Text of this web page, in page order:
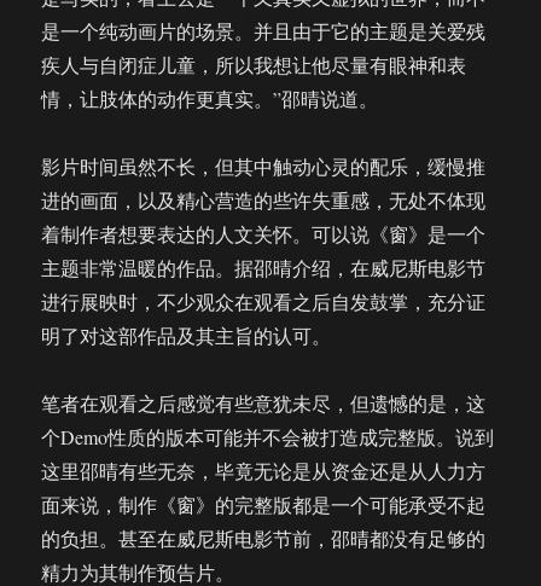
是一个纯动画片的场景。并且由于它的主题是关爱残
疾人与自闭症儿童，所以我想让他尽量有眼神和表
情，让肢体的动作更真实。”邵晴说道。
影片时间虽然不长，但其中触动心灵的配乐，缓慢推
进的画面，以及精心营造的些许失重感，无处不体现
着制作者想要表达的人文关怀。可以说《窗》是一个
主题非常温暖的作品。据邵晴介绍，在威尼斯电影节
进行展映时，不少观众在观看之后自发鼓掌，充分证
明了对这部作品及其主旨的认可。
笔者在观看之后感觉有些意犹未尽，但遗憾的是，这
个Demo性质的版本可能并不会被打造成完整版。说到
这里邵晴有些无奈，毕竟无论是从资金还是从人力方
面来说，制作《窗》的完整版都是一个可能承受不起
的负担。甚至在威尼斯电影节前，邵晴都没有足够的
精力为其制作预告片。